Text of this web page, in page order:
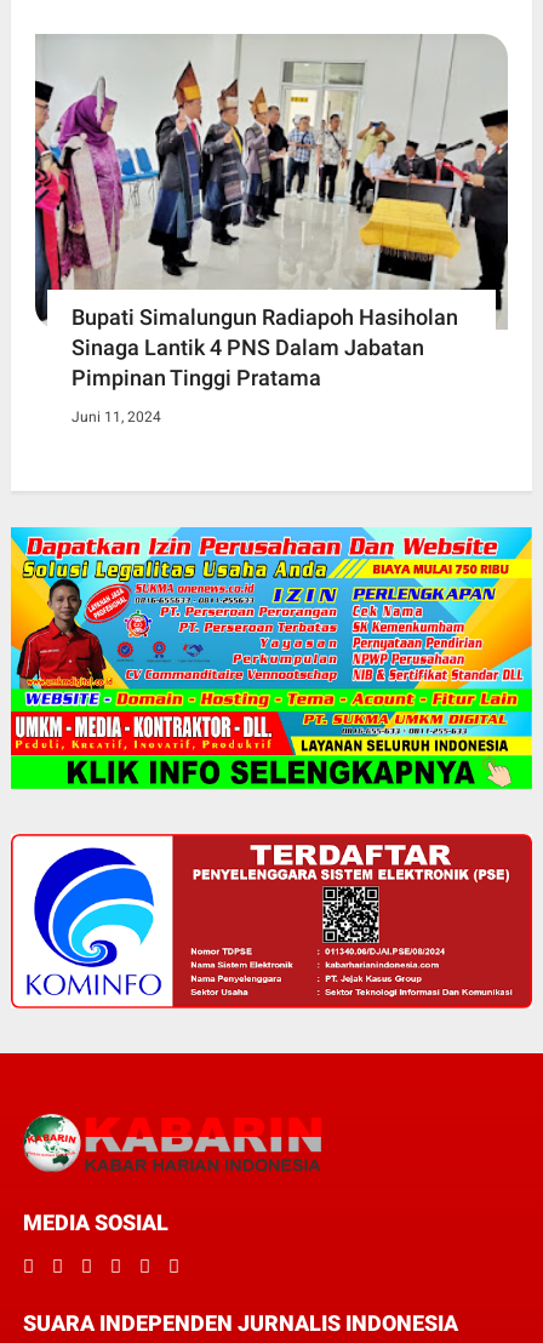
Bupati Simalungun Radiapoh Hasiholan
Sinaga Lantik 4 PNS Dalam Jabatan
Pimpinan Tinggi Pratama
Juni 11, 2024
MEDIA SOSIAL
SUARA INDEPENDEN JURNALIS INDONESIA